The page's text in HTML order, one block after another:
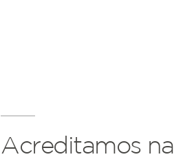
Acreditamos na